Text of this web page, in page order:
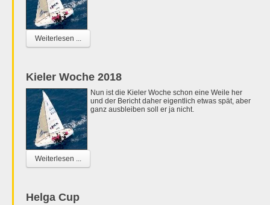
Weiterlesen ...
Kieler Woche 2018
Nun ist die Kieler Woche schon eine Weile her
und der Bericht daher eigentlich etwas spät, aber
ganz ausbleiben soll er ja nicht.
Weiterlesen ...
Helga Cup